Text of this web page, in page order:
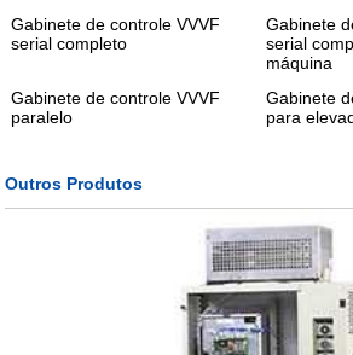
Gabinete de controle VVVF
serial completo
Gabinete
serial
máquina
Gabinete de controle VVVF
paralelo
Gabinete
para
Outros Produtos